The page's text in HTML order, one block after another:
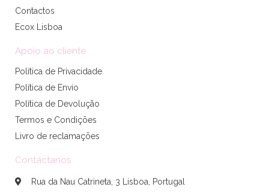
Contactos
Ecox Lisboa
Apoio ao cliente
Política de Privacidade
Política de Envio
Política de Devolução
Termos e Condições
Livro de reclamações
Contáctanos
Rua da Nau Catrineta, 3 Lisboa, Portugal